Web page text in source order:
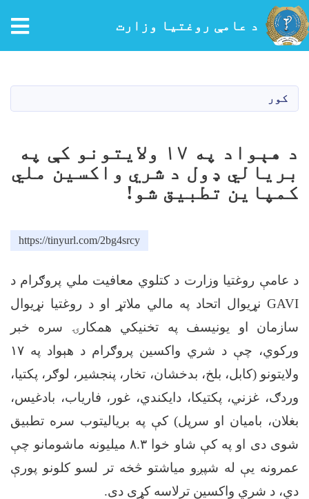
د عامې روغتیا وزارت
کور
د هېواد په ۱۷ ولایتونو کې په
بریالي ډول د شري واکسین ملي
کمپاین تطبیق شو!
https://tinyurl.com/2bg4srcy
د عامې روغتیا وزارت د کتلوي معافیت ملي پروګرام د
GAVI نړیوال اتحاد په مالي ملاتړ او د روغتیا نړیوال
سازمان او یونیسف په تخنیکي همکارۍ سره خبر
ورکوي، چې د شري واکسین پروګرام د هېواد په ۱۷
ولایتونو (کابل، بلخ، بدخشان، تخار، پنجشیر، لوګر، پکتیا،
وردګ، غزني، پکتیکا، دایکندي، غور، فاریاب، بادغیس،
بغلان، بامیان او سرپل) کې په بریالیتوب سره تطبیق
شوی دی او په کې شاو خوا۸.۳ میلیونه ماشومانو چې
عمرونه یې له شپږو میاشتو څخه تر لسو کلونو پورې
دي، د شري واکسین ترلاسه کړی دی.